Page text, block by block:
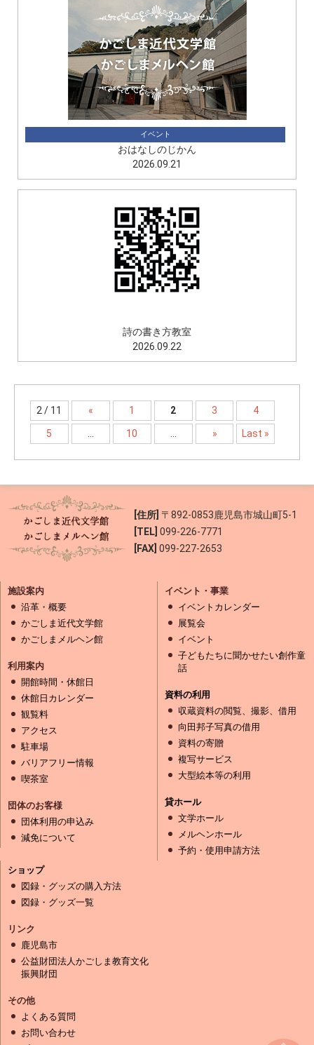
イベント
おはなしのじかん
2026.09.21
詩の書き方教室
2026.09.22
2 / 11 « 1 2 3 4
5 10 » Last »
[住所] 〒892-0853鹿児島市城山町5-1
[TEL] 099-226-7771
[FAX] 099-227-2653
施設案内
沿革・概要
かごしま近代文学館
かごしまメルヘン館
利用案内
開館時間・休館日
休館日カレンダー
観覧料
アクセス
駐車場
バリアフリー情報
喫茶室
団体のお客様
団体利用の申込み
減免について
イベント・事業
イベントカレンダー
展覧会
イベント
子どもたちに聞かせたい創作童
話
資料の利用
収蔵資料の閲覧、撮影、借用
向田邦子写真の借用
資料の寄贈
複写サービス
大型絵本等の利用
貸ホール
文学ホール
メルヘンホール
予約・使用申請方法
ショップ
図録・グッズの購入方法
図録・グッズ一覧
リンク
鹿児島市
公益財団法人かごしま教育文化
振興財団
その他
よくある質問
お問い合わせ